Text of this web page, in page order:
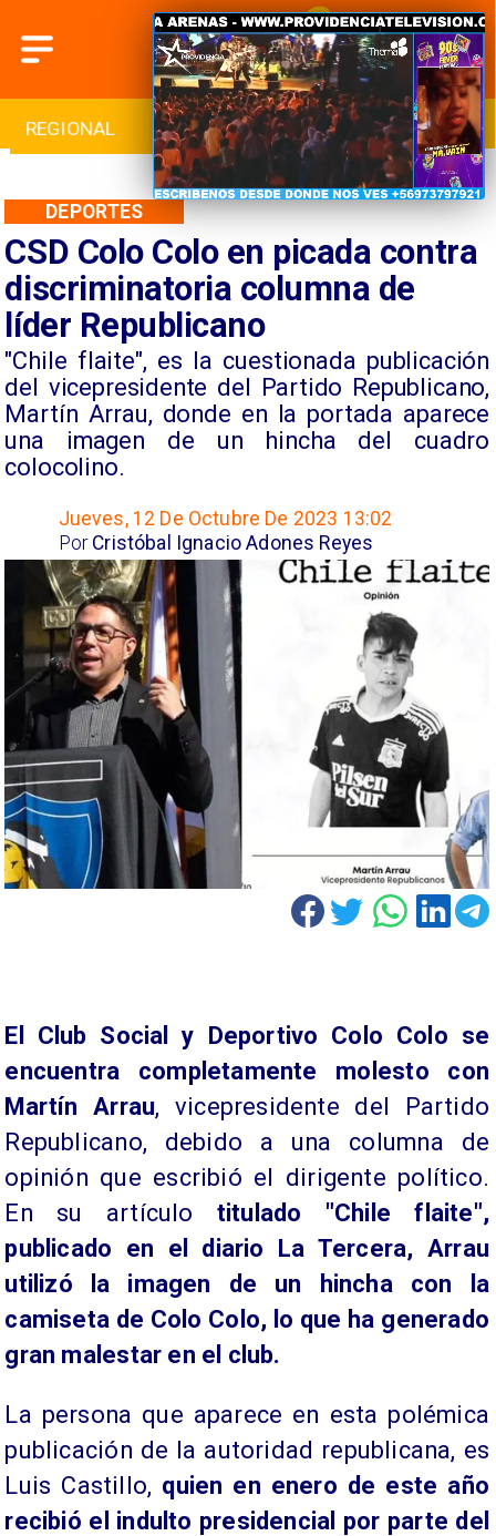
INTERNACIONAL DEPORTES CULTURA
CSD Colo Colo en picada contra
discriminatoria columna de
líder Republicano
"Chile flaite", es la cuestionada publicación
del vicepresidente del Partido Republicano,
Martín Arrau, donde en la portada aparece
una imagen de un hincha del cuadro
colocolino.
DEPORTES
Jueves, 12 De Octubre De 2023 13:02
Cristóbal Ignacio Adones Reyes
Por
El Club Social y Deportivo Colo Colo se
encuentra completamente molesto con
Martín Arrau, vicepresidente del Partido
Republicano, debido a una columna de
opinión que escribió el dirigente político.
En su artículo titulado "Chile flaite",
publicado en el diario La Tercera, Arrau
utilizó la imagen de un hincha con la
camiseta de Colo Colo, lo que ha generado
gran malestar en el club.
La persona que aparece en esta polémica
publicación de la autoridad republicana, es
Luis Castillo, quien en enero de este año
recibió el indulto presidencial por parte del